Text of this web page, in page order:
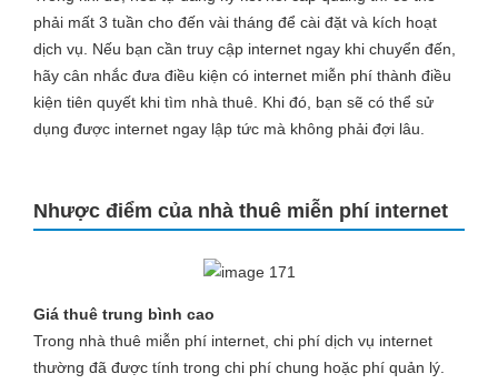
phải mất 3 tuần cho đến vài tháng để cài đặt và kích hoạt
dịch vụ. Nếu bạn cần truy cập internet ngay khi chuyển đến,
hãy cân nhắc đưa điều kiện có internet miễn phí thành điều
kiện tiên quyết khi tìm nhà thuê. Khi đó, bạn sẽ có thể sử
dụng được internet ngay lập tức mà không phải đợi lâu.
Nhược điểm của nhà thuê miễn phí internet
Giá thuê trung bình cao
Trong nhà thuê miễn phí internet, chi phí dịch vụ internet
thường đã được tính trong chi phí chung hoặc phí quản lý.